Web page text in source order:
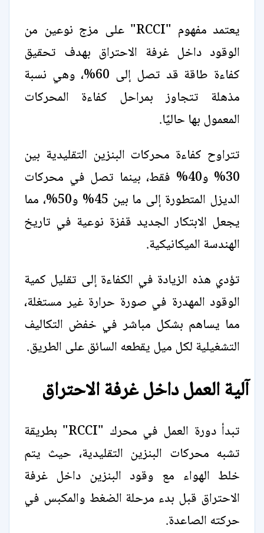
يعتمد مفهوم "RCCI" على مزج نوعين من
الوقود داخل غرفة الاحتراق بهدف تحقيق
كفاءة طاقة قد تصل إلى 60%، وهي نسبة
مذهلة تتجاوز بمراحل كفاءة المحركات
المعمول بها حاليًا.
تتراوح كفاءة محركات البنزين التقليدية بين
30% و40% فقط، بينما تصل في محركات
الديزل المتطورة إلى ما بين 45% و50%، مما
يجعل الابتكار الجديد قفزة نوعية في تاريخ
الهندسة الميكانيكية.
تؤدي هذه الزيادة في الكفاءة إلى تقليل كمية
الوقود المهدرة في صورة حرارة غير مستغلة،
مما يساهم بشكل مباشر في خفض التكاليف
التشغيلية لكل ميل يقطعه السائق على الطريق.
آلية العمل داخل غرفة الاحتراق
تبدأ دورة العمل في محرك "RCCI" بطريقة
تشبه محركات البنزين التقليدية، حيث يتم
خلط الهواء مع وقود البنزين داخل غرفة
الاحتراق قبل بدء مرحلة الضغط والمكبس في
حركته الصاعدة.